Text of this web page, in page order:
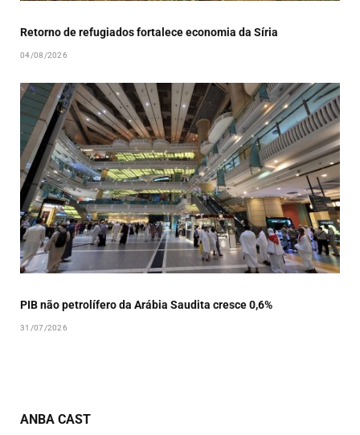
Retorno de refugiados fortalece economia da Síria
04/08/2026
PIB não petrolífero da Arábia Saudita cresce 0,6%
31/07/2026
ANBA CAST